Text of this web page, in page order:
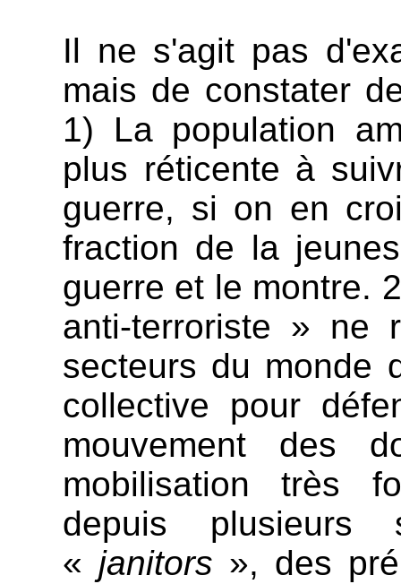
Il ne s'agit pas
mais de constater
1) La population
plus réticente à
guerre, si on en
fraction de la
guerre et le montre.
anti-terroriste » ne
secteurs du monde
collective pour
mouvement des
mobilisation très
depuis plusieurs
« janitors », des